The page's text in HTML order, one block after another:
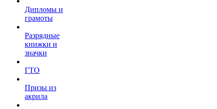
Дипломы и
грамоты
Разрядные
книжки и
значки
ГТО
Призы из
акрила